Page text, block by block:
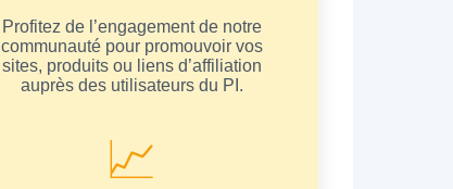
Profitez de l’engagement de notre
communauté pour promouvoir vos
sites, produits ou liens d’affiliation
auprès des utilisateurs du PI.
📈